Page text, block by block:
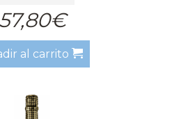
57,80€
al carrito